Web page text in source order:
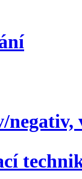
negativ,